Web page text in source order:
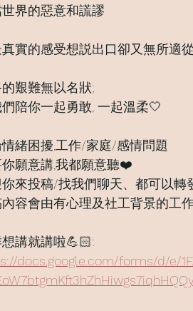
界的惡意和謊謬
實的感受想説出口卻又無所適從
艱難無以名狀;
陪你一起勇敢, 一起溫柔🤍
緒困擾,工作/家庭/感情問題
你願意講,我都願意聽❤️
來投稿/找我們聊天、都可以轉
容會由有心理及社工背景的工
講就講啦💪🏻:
docs.google.com/forms/d/e/